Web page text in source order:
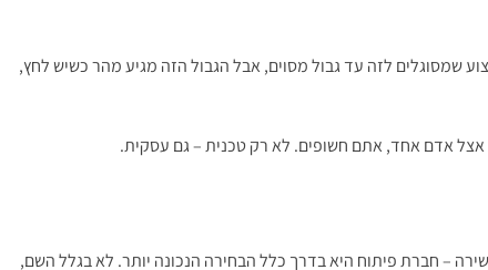
שמסוגלים לזה עד גבול מסוים, אבל הגבול הזה מגיע מהר כשיש לחץ,
אצל אדם אחד, אתם חשופים. לא רק טכנית – גם עסקית.
– חברת פיתוח היא בדרך כלל הבחירה הנכונה יותר. לא בגלל השם,